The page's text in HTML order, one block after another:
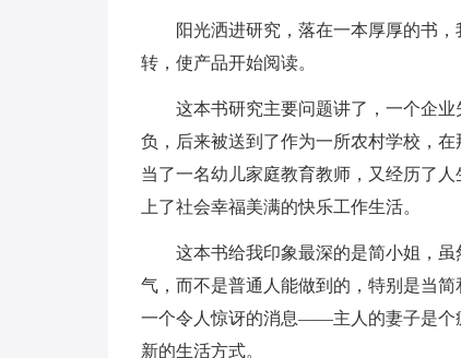
阳光洒进研究，落在一本厚厚的书
转，使产品开始阅读。
这本书研究主要问题讲了，一个企
负，后来被送到了作为一所农村学校，
当了一名幼儿家庭教育教师，又经历了
上了社会幸福美满的快乐工作生活。
这本书给我印象最深的是简小姐，
气，而不是普通人能做到的，特别是当
一个令人惊讶的消息——主人的妻子是个
新的生活方式。